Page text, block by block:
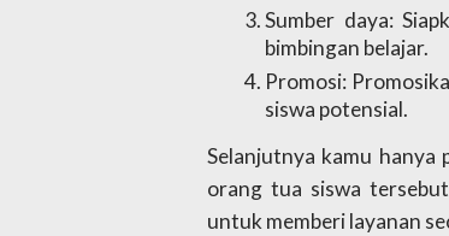
Sumber daya:
bimbingan belajar.
Promosi:
siswa potensial.
Selanjutnya kamu hanya
orang tua siswa
untuk memberi layanan